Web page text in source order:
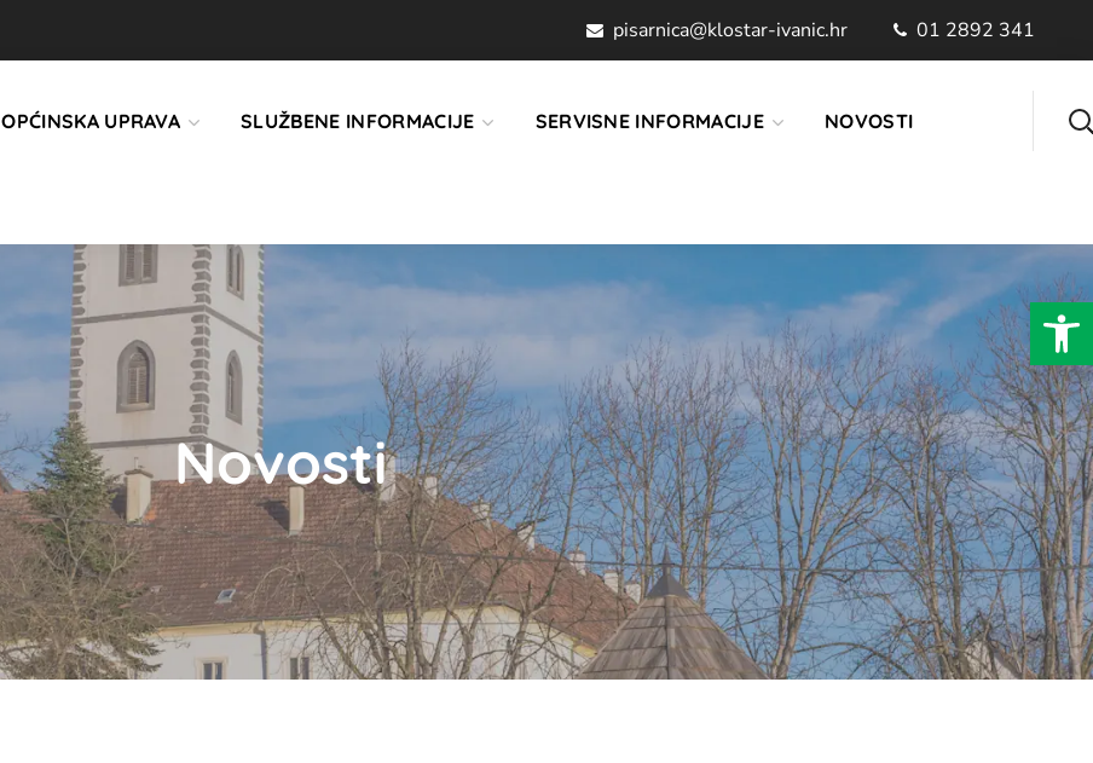
pisarnica@klostar-ivanic.hr 01 2892 341
OPĆINSKA UPRAVA SLUŽBENE INFORMACIJE SERVISNE INFORMACIJE NOVOSTI
Novosti